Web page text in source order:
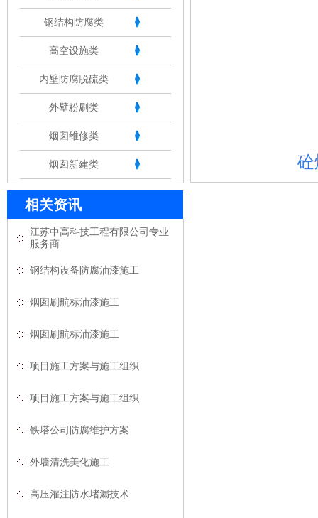
钢结构防腐类
高空设施类
内壁防腐脱硫类
外壁粉刷类
烟囱维修类
烟囱新建类
相关资讯
江苏中高科技工程有限公司专业
服务商
钢结构设备防腐油漆施工
烟囱刷航标油漆施工
烟囱刷航标油漆施工
项目施工方案与施工组织
项目施工方案与施工组织
铁塔公司防腐维护方案
外墙清洗美化施工
高压灌注防水堵漏技术
砼烟囱